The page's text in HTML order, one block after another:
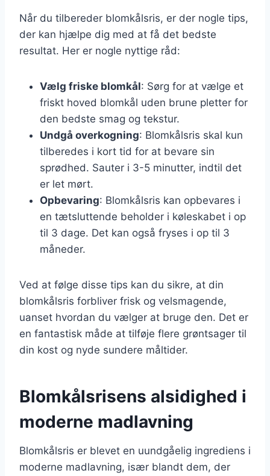
Når du tilbereder blomkålsris, er der nogle tips,
der kan hjælpe dig med at få det bedste
resultat. Her er nogle nyttige råd:
Vælg friske blomkål: Sørg for at vælge et
friskt hoved blomkål uden brune pletter for
den bedste smag og tekstur.
Undgå overkogning: Blomkålsris skal kun
tilberedes i kort tid for at bevare sin
sprødhed. Sauter i 3-5 minutter, indtil det
er let mørt.
Opbevaring: Blomkålsris kan opbevares i
en tætsluttende beholder i køleskabet i op
til 3 dage. Det kan også fryses i op til 3
måneder.
Ved at følge disse tips kan du sikre, at din
blomkålsris forbliver frisk og velsmagende,
uanset hvordan du vælger at bruge den. Det er
en fantastisk måde at tilføje flere grøntsager til
din kost og nyde sundere måltider.
Blomkålsrisens alsidighed i
moderne madlavning
Blomkålsris er blevet en uundgåelig ingrediens i
moderne madlavning, især blandt dem, der